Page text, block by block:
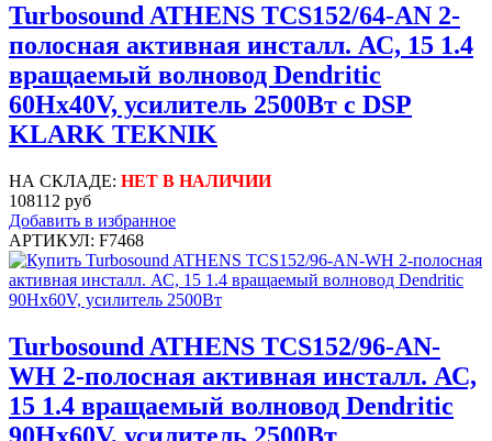
Turbosound ATHENS TCS152/64-AN 2-
полосная активная инсталл. АС, 15 1.4
вращаемый волновод Dendritic
60Hx40V, усилитель 2500Вт с DSP
KLARK TEKNIK
НА СКЛАДЕ: НЕТ В НАЛИЧИИ
108112 руб
Добавить в избранное
АРТИКУЛ: F7468
Turbosound ATHENS TCS152/96-AN-
WH 2-полосная активная инсталл. АС,
15 1.4 вращаемый волновод Dendritic